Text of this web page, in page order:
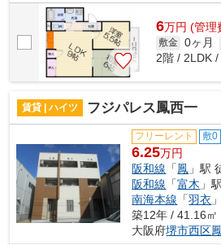
6万円 (管理
敷金 0ヶ月
2階 / 2LDK /
賃貸 | ハイツ フジパレス鳳西一
フリーレント 敷0
6.25万円
阪和線 「鳳 」駅
阪和線 「富木 」
南海本線 「羽衣
築12年 / 41.16㎡
大阪府堺市西区